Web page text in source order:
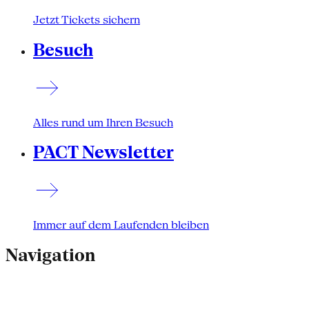
Jetzt Tickets sichern
Besuch
Alles rund um Ihren Besuch
PACT Newsletter
Immer auf dem Laufenden bleiben
Navigation